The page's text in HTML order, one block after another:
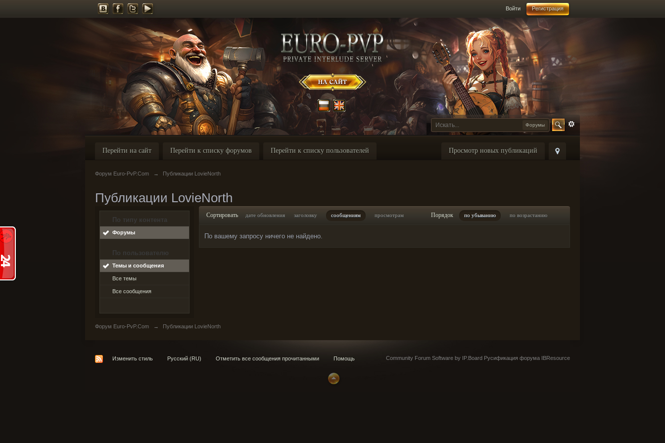
Войти Регистрация
Форумы
Просмотр новых публикаций
Перейти на сайт Перейти к списку форумов Перейти к списку пользователей
Форум Euro-PvP.Com → Публикации LovieNorth
Публикации LovieNorth
По типу контента
Форумы
По пользователю
Темы и сообщения
Все темы
Все сообщения
Сортировать дате обновления заголовку сообщениям просмотрам Порядок по убыванию по возрастанию
По вашему запросу ничего не найдено.
Форум Euro-PvP.Com → Публикации LovieNorth
Изменить стиль Русский (RU) Отметить все сообщения прочитанными Помощь Community Forum Software by IP.Board Русификация форума IBResource